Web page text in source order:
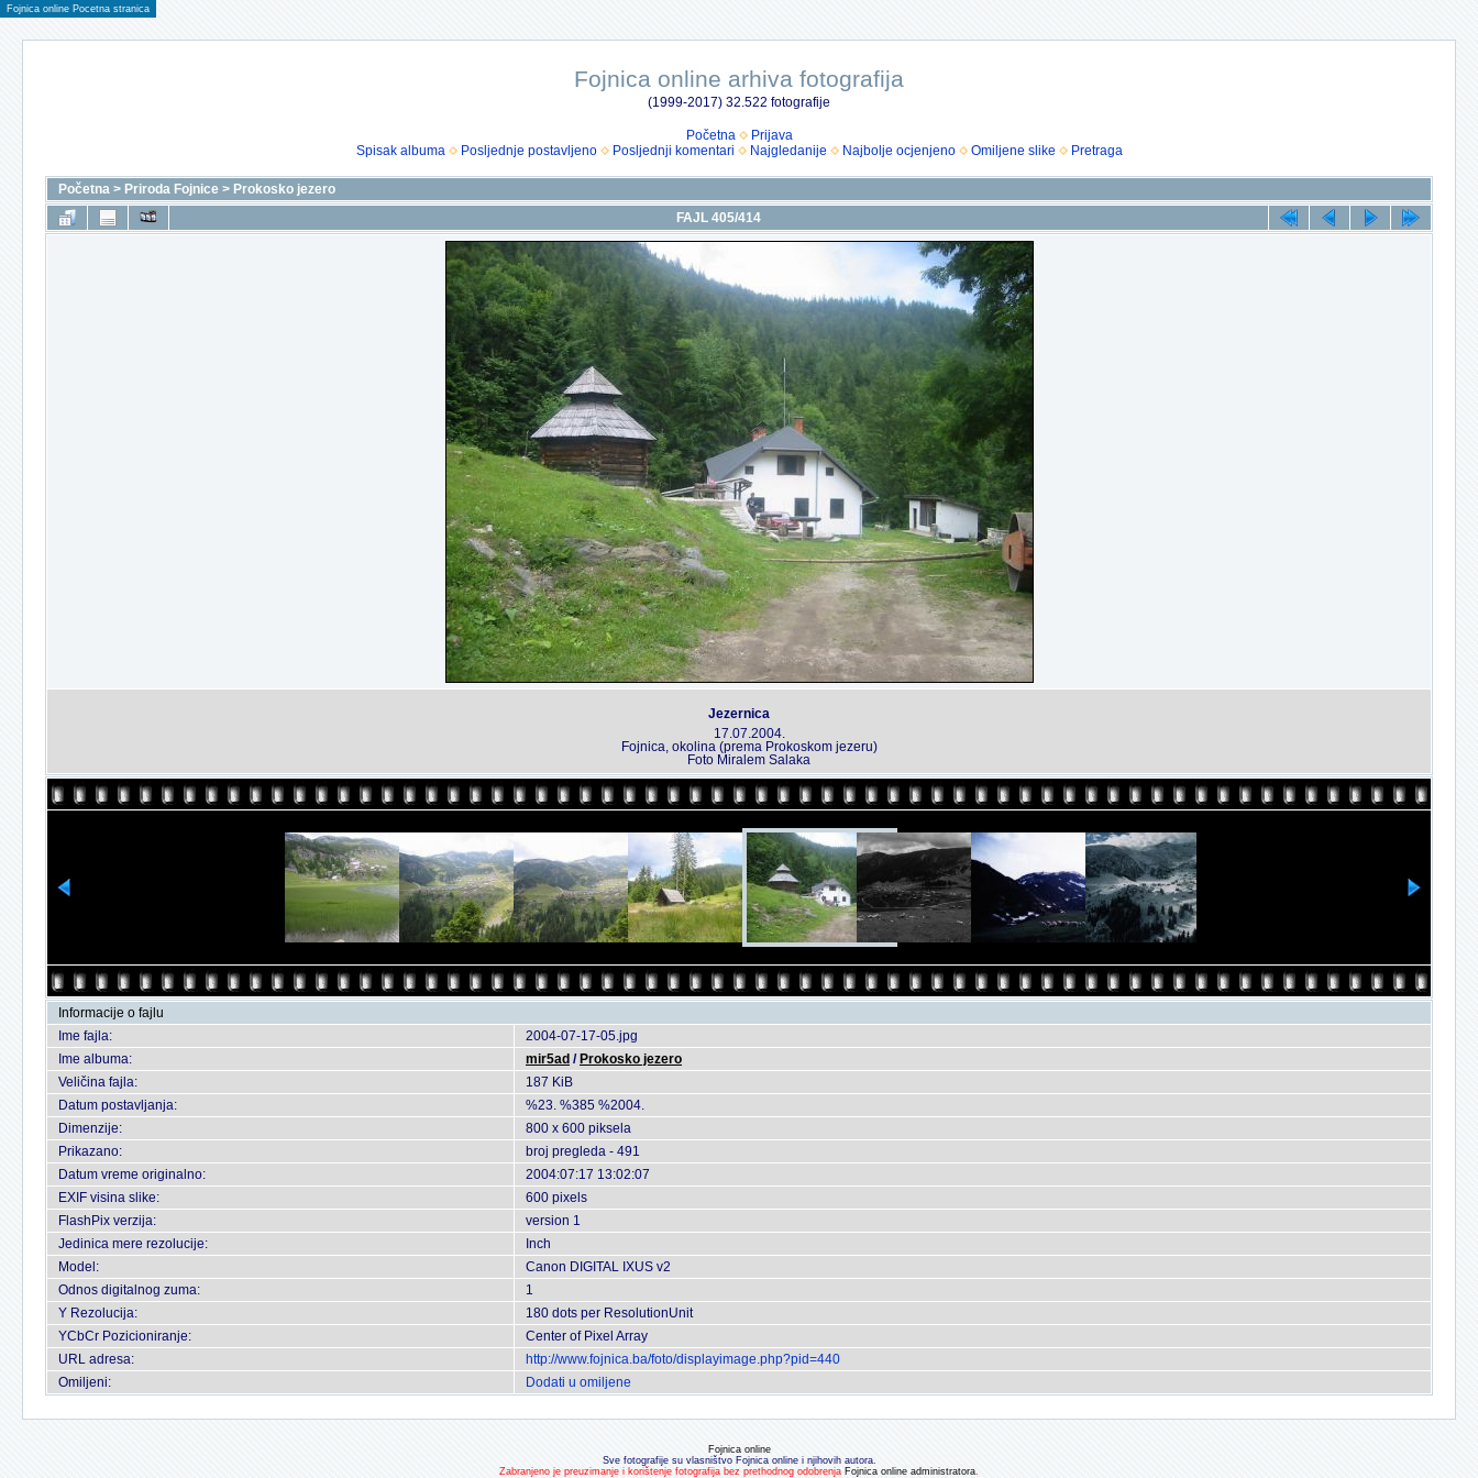
Fojnica online Pocetna stranica
Fojnica online arhiva fotografija
(1999-2017) 32.522 fotografije
Početna
Prijava
Spisak albuma
Posljednje postavljeno Posljednji komentari Najgledanije Najbolje ocjenjeno Omiljene slike Pretraga
Početna > Priroda Fojnice > Prokosko jezero
FAJL 405/414
Jezernica
17.07.2004.
Fojnica, okolina (prema Prokoskom jezeru)
Foto Miralem Salaka
Informacije o fajlu
Ime fajla:
2004-07-17-05.jpg
Ime albuma:
mir5ad / Prokosko jezero
Veličina fajla:
187 KiB
Datum postavljanja:
%23. %385 %2004.
Dimenzije:
800 x 600 piksela
Prikazano:
broj pregleda - 491
Datum vreme originalno:
2004:07:17 13:02:07
EXIF visina slike:
600 pixels
FlashPix verzija:
version 1
Jedinica mere rezolucije:
Inch
Model:
Canon DIGITAL IXUS v2
Odnos digitalnog zuma:
1
Y Rezolucija:
180 dots per ResolutionUnit
YCbCr Pozicioniranje:
Center of Pixel Array
URL adresa:
http://www.fojnica.ba/foto/displayimage.php?pid=440
Omiljeni:
Dodati u omiljene
Fojnica online
Sve fotografije su vlasništvo Fojnica online i njihovih autora.
Zabranjeno je preuzimanje i korištenje fotografija bez prethodnog odobrenja Fojnica online administratora.